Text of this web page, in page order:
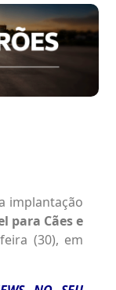
implantação
para Cães e
(30), em